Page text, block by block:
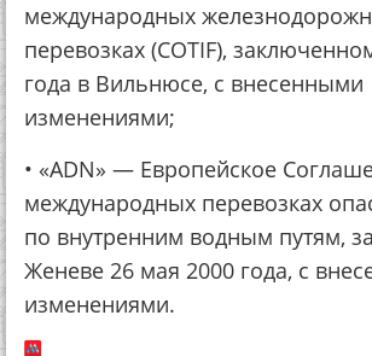
международных
перевозках (COTIF),
года в Вильнюсе, с внесенными
изменениями;
• «ADN» — Европейское
международных перевозках
по внутренним водным путям,
Женеве 26 мая 2000 года, с
изменениями.